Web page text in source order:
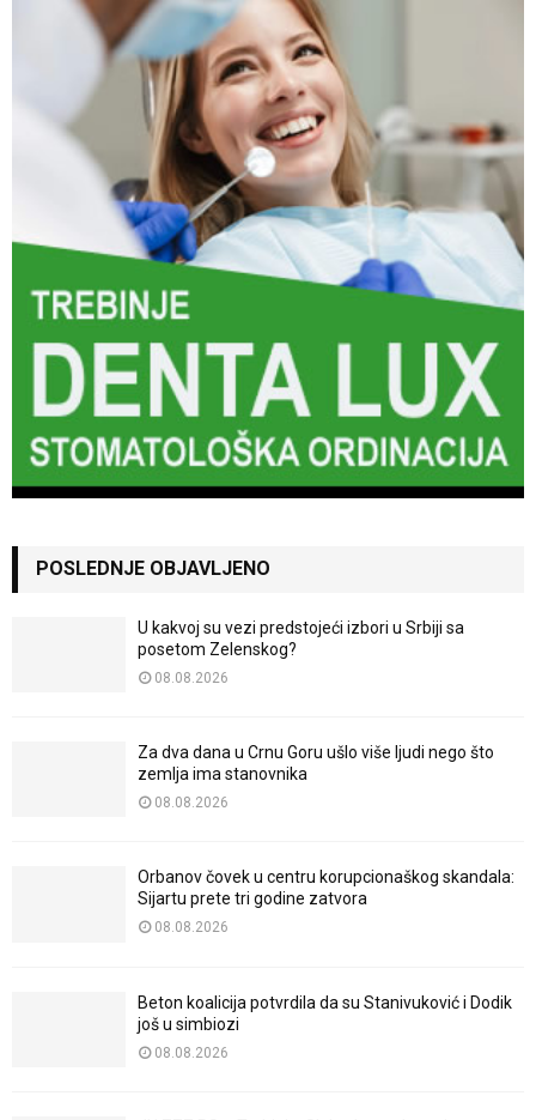
POSLEDNJE OBJAVLJENO
U kakvoj su vezi predstojeći izbori u Srbiji sa
posetom Zelenskog?
08.08.2026
Za dva dana u Crnu Goru ušlo više ljudi nego što
zemlja ima stanovnika
08.08.2026
Orbanov čovek u centru korupcionaškog skandala:
Sijartu prete tri godine zatvora
08.08.2026
Beton koalicija potvrdila da su Stanivuković i Dodik
još u simbiozi
08.08.2026